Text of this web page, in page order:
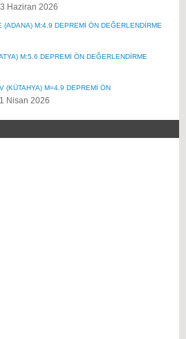
Haziran 2026
M:4.9 DEPREMİ ÖN DEĞERLENDİRME
M:5.6 DEPREMİ ÖN DEĞERLENDİRME
(KÜTAHYA) M=4.9 DEPREMİ ÖN
Nisan 2026